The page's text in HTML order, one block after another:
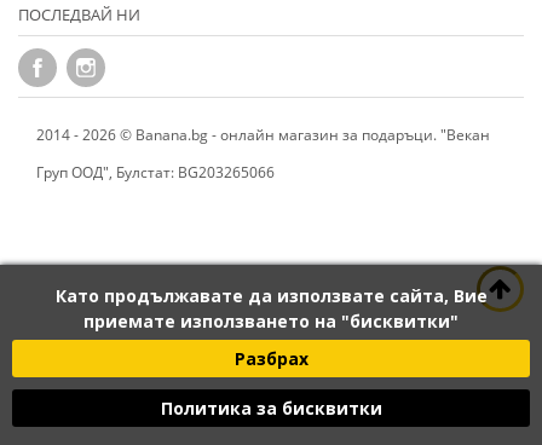
Като продължавате да използвате сайта, Вие
приемате използването на "бисквитки"
Разбрах
Политика за бисквитки
ПОСЛЕДВАЙ НИ
2014 - 2026 © Banana.bg - онлайн магазин за подаръци. "Векан
Груп ООД", Булстат: BG203265066